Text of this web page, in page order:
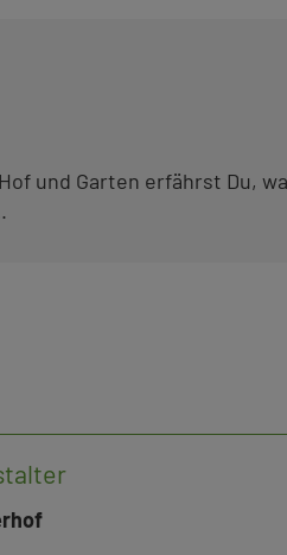
und Garten erfährst Du,